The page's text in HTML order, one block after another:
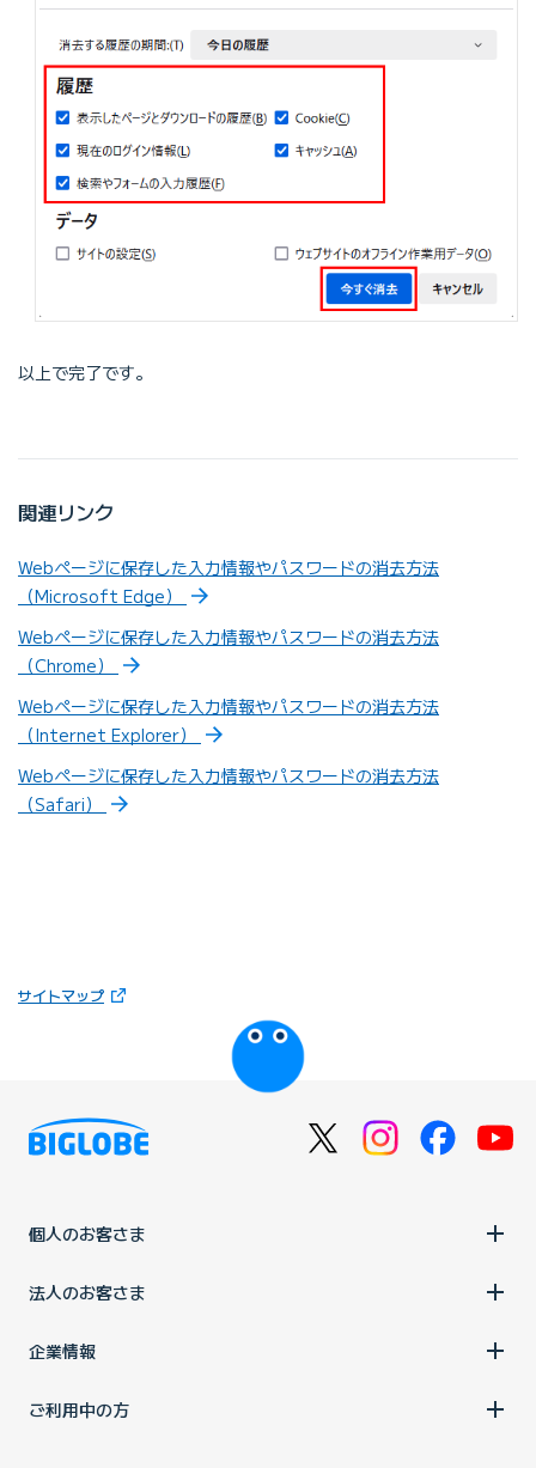
以上で完了です。
関連リンク
Webページに保存した入力情報やパスワードの消去方法
（Microsoft Edge）
Webページに保存した入力情報やパスワードの消去方法
（Chrome）
Webページに保存した入力情報やパスワードの消去方法
（Internet Explorer）
Webページに保存した入力情報やパスワードの消去方法
（Safari）
サイトマップ（新しいタブで開きます）
びっぷるのページ
個人のお客さま
法人のお客さま
企業情報
ご利用中の方